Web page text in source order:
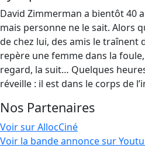
David Zimmerman a bientôt 40
mais personne ne le sait. Alors
de chez lui, des amis le traînent
repère une femme dans la
regard, la suit… Quelques
réveille : il est dans le corps de
Nos Partenaires
Voir sur AllocCiné
Voir la bande annonce sur